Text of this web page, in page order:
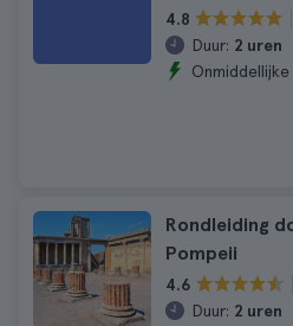
4.8
Duur: 2 uren
Rondleiding
Pompeii
4.6
Duur: 2 uren